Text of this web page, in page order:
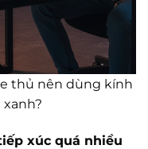
thủ nên dùng kính
xúc quá nhiều